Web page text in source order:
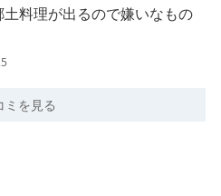
料理が出るので嫌いなもの
ミを見る